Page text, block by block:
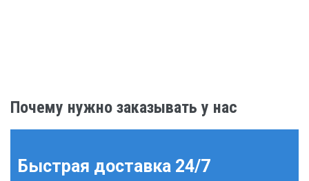
Почему нужно заказывать у нас
Быстрая доставка 24/7